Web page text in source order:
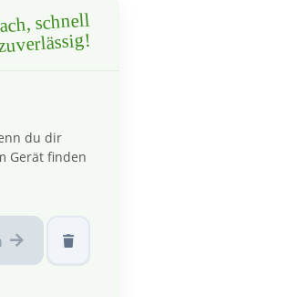
schnell
du dir
Gerät finden